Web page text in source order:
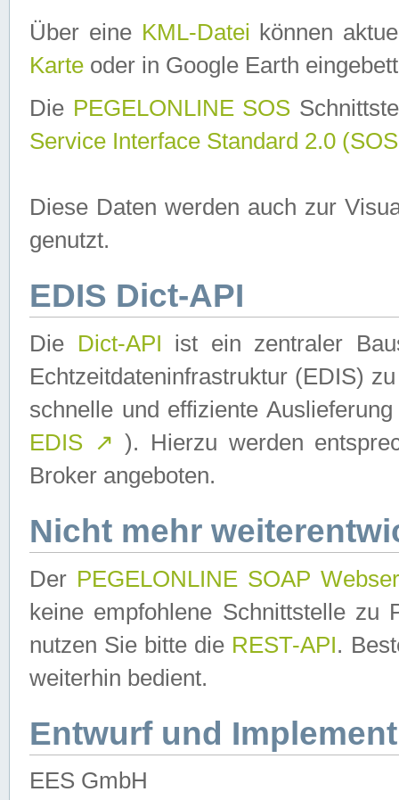
Über eine KML-Datei können
Karte oder in Google Earth
Die PEGELONLINE SOS
Service Interface Standard 2.0
Diese Daten werden auch zur
genutzt.
EDIS Dict-API
Die Dict-API ist ein zentraler
Echtzeitdateninfrastruktur (EDIS)
schnelle und effiziente
EDIS ↗ ). Hierzu werden
Broker angeboten.
Nicht mehr
Der PEGELONLINE SOAP
keine empfohlene Schnittstelle zu
nutzen Sie bitte die REST-API.
weiterhin bedient.
Entwurf und
EES GmbH